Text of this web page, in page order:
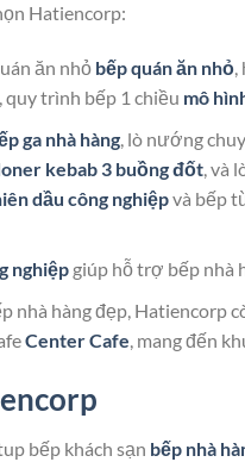
Hatiencorp:
ăn nhỏ bếp quán ăn nhỏ,
quy trình bếp 1 chiều mô
ga nhà hàng, lò nướng
kebab 3 buồng đốt, và
dầu công nghiệpvà bếp
nghiệpgiúp hỗ trợ bếp nhà
nhà hàng đẹp, Hatiencorp
Center Cafe , mang đến
bếp khách sạn bếp nhà